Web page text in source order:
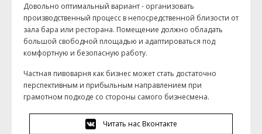
Довольно оптимальный вариант - организовать
производственный процесс в непосредственной близости от
зала бара или ресторана. Помещение должно обладать
большой свободной площадью и адаптироваться под
комфортную и безопасную работу.
Частная пивоварня как бизнес может стать достаточно
перспективным и прибыльным направлением при
грамотном подходе со стороны самого бизнесмена.
Читать нас Вконтакте